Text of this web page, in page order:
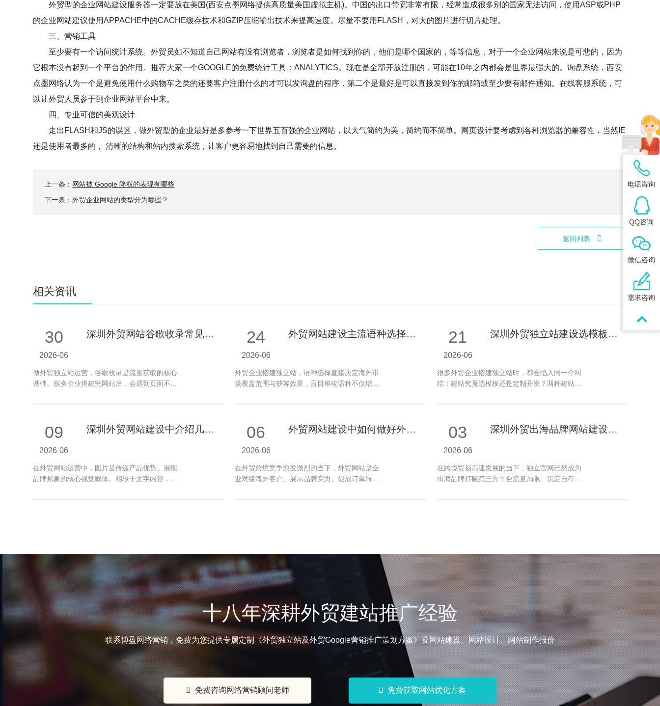
外贸型的企业网站建设服务器一定要放在美国(西安点墨网络提供高质量美国虚拟主机)。中国的出口带宽非常有限，经常造成很多别的国家无法访问，使用ASP或PHP
的企业网站建议使用APPACHE中的CACHE缓存技术和GZIP压缩输出技术来提高速度。尽量不要用FLASH，对大的图片进行切片处理。
三、营销工具
至少要有一个访问统计系统。外贸员如不知道自己网站有没有浏览者，浏览者是如何找到你的，他们是哪个国家的，等等信息，对于一个企业网站来说是可悲的，因为
它根本没有起到一个平台的作用。推荐大家一个GOOGLE的免费统计工具：ANALYTICS。现在是全部开放注册的，可能在10年之内都会是世界最强大的。询盘系统，西安
点墨网络认为一个是避免使用什么购物车之类的还要客户注册什么的才可以发询盘的程序，第二个是最好是可以直接发到你的邮箱或至少要有邮件通知。在线客服系统，可
以让外贸人员参于到企业网站平台中来。
四、专业可信的美观设计
走出FLASH和JS的误区，做外贸型的企业最好是多参考一下世界五百强的企业网站，以大气简约为美，简约而不简单。网页设计要考虑到各种浏览器的兼容性，当然IE
还是使用者最多的， 清晰的结构和站内搜索系统，让客户更容易地找到自己需要的信息。
上一条： 网站被 Google 降权的表现有哪些
下一条：外贸企业网站的类型分为哪些？
返回列表
相关资讯
30
2026-06
深圳外贸网站谷歌收录常见问
做外贸独立站运营，谷歌收录是流量获取的核心
基础。很多企业搭建完网站后，会遇到页面不收
24
2026-06
外贸网站建设主流语种选择推
外贸企业搭建独立站，语种选择直接决定海外市
场覆盖范围与获客效果，盲目堆砌语种不仅增加
21
2026-06
深圳外贸独立站建设选模板还
很多外贸企业搭建独立站时，都会陷入同一个纠
结：建站究竟选模板还是定制开发？两种建站模
09
2026-06
深圳外贸网站建设中介绍几种
在外贸网站运营中，图片是传递产品优势、展现
品牌形象的核心视觉载体。相较于文字内容，高
06
2026-06
外贸网站建设中如何做好外贸
在外贸跨境竞争愈发激烈的当下，外贸网站是企
业对接海外客户、展示品牌实力、促成订单转化
03
2026-06
深圳外贸出海品牌网站建设要
在跨境贸易高速发展的当下，独立官网已然成为
出海品牌打破第三方平台流量局限、沉淀自有品
十八年深耕外贸建站推广经验
联系博盈网络营销，免费为您提供专属定制《外贸独立站及外贸Google营销推广策划方案》及网站建设、网站设计、网站制作报价
免费咨询网络营销顾问老师 免费获取网站优化方案
电话咨询
QQ咨询
微信咨询
需求咨询